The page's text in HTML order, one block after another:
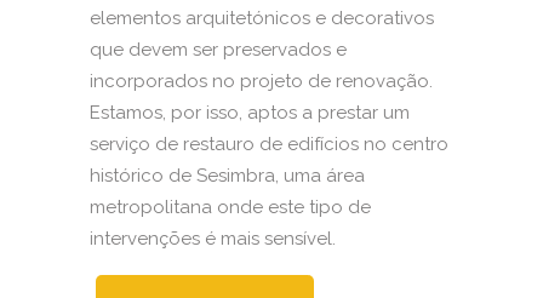
elementos arquitetónicos e decorativos
que devem ser preservados e
incorporados no projeto de renovação.
Estamos, por isso, aptos a prestar um
serviço de restauro de edifícios no centro
histórico de Sesimbra, uma área
metropolitana onde este tipo de
intervenções é mais sensível.